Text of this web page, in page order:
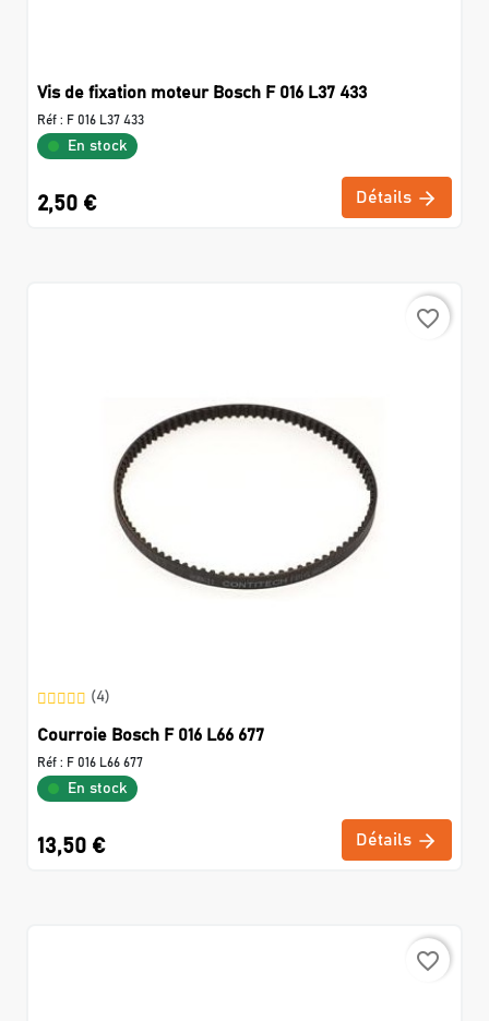
Vis de fixation moteur Bosch F 016 L37 433
Réf : F 016 L37 433
En stock
2,50 € Détails
favorite_border
(4)
Courroie Bosch F 016 L66 677
Réf : F 016 L66 677
En stock
13,50 € Détails
favorite_border